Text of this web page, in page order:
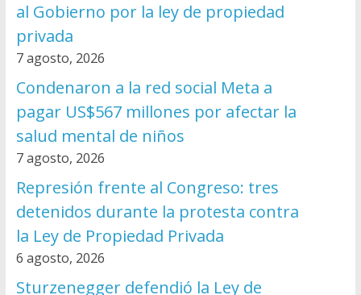
al Gobierno por la ley de propiedad
privada
7 agosto, 2026
Condenaron a la red social Meta a
pagar US$567 millones por afectar la
salud mental de niños
7 agosto, 2026
Represión frente al Congreso: tres
detenidos durante la protesta contra
la Ley de Propiedad Privada
6 agosto, 2026
Sturzenegger defendió la Ley de